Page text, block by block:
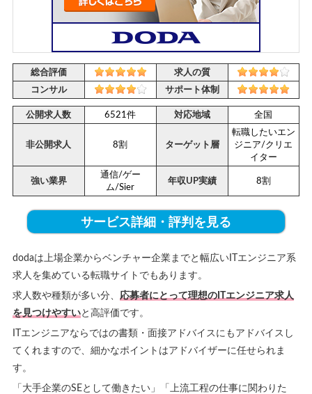
総合評価
求人の質
コンサル
サポート体制
公開求人数 6521件 対応地域 全国
非公開求人 8割 ターゲット層
転職したいエン
ジニア/クリエ
イター
強い業界
通信/ゲー
ム/Sier
年収UP実績 8割
サービス詳細・評判を見る
dodaは上場企業からベンチャー企業までと幅広いITエンジニア系
求人を集めている転職サイトでもあります。
求人数や種類が多い分、 応募者にとって理想のITエンジニア求人
を見つけやすいと高評価です。
ITエンジニアならではの書類・面接アドバイスにもアドバイスし
てくれますので、細かなポイントはアドバイザーに任せられま
す。
「大手企業のSEとして働きたい」「上流工程の仕事に関わりた